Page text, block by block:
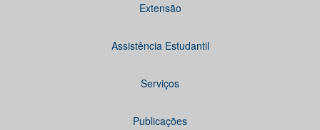
Extensão
Assistência Estudantil
Serviços
Publicações